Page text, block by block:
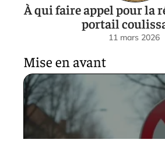
À qui faire appel pour la
portail
11 mars 2026
Mise en avant
Signalisation